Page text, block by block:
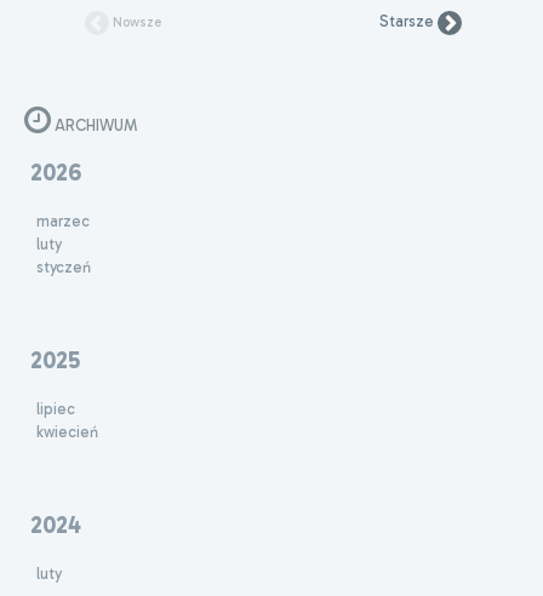
Nowsze Starsze
ARCHIWUM
2026
marzec
luty
styczeń
2025
lipiec
kwiecień
2024
luty